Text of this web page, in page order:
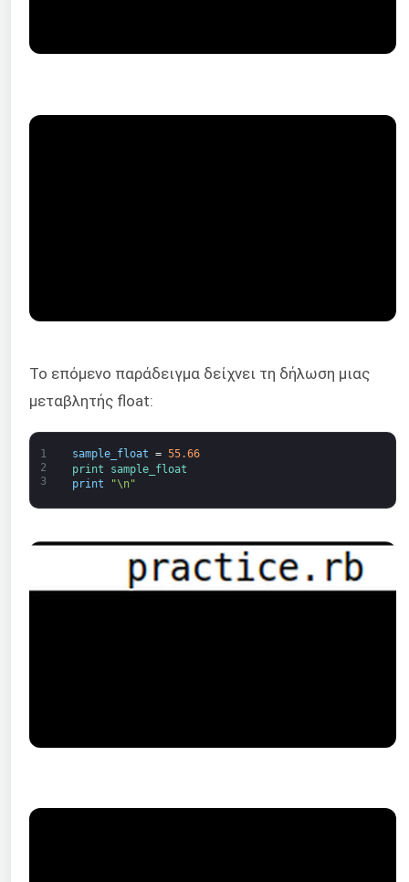
Το επόμενο παράδειγμα δείχνει τη δήλωση μιας
μεταβλητής float:
1
2
3
sample_float = 55.66
print
sample_float
print
"\n"